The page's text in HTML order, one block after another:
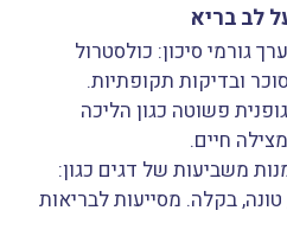
לב בריא
גורמי סיכון: כולסטרול
ובדיקות תקופתיות.
פשוטה כגון הליכה
חיים.
הלב אוהב דגים – 2-3 מנות משביעות של דגים כגון:
בקלה. מסייעות לבריאות